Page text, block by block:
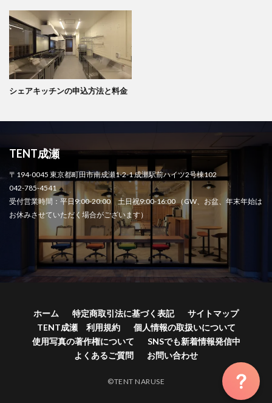
シェアキッチンの申込方法と料金
TENT成瀬
〒194-0045 東京都町田市南成瀬1-2-1 成瀬駅前ハイツ2号棟102
042-785-4541
受付営業時間：平日9:00-20:00 土日祝9:00-16:00 （GW、お盆、年末年始は
お休みさせていただく場合がございます）
ホーム 特定商取引法に基づく表記
サイトマップ
TENT成瀬 利用規約
個人情報の取扱いについて
使用写真の著作権について
SNSでも新着情報発信中
よくあるご質問
お問い合わせ
©TENT NARUSE